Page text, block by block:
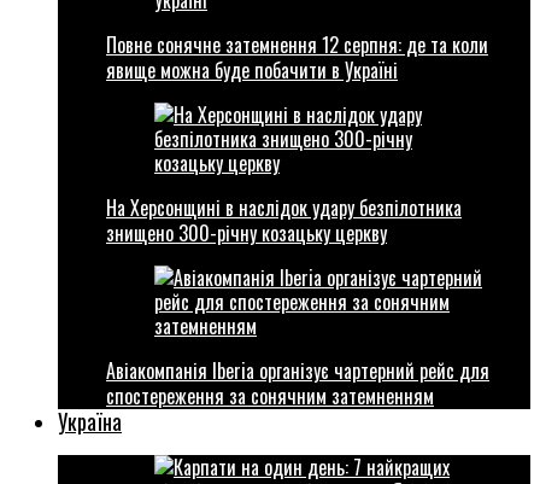
Повне сонячне затемнення 12 серпня: де та коли
явище можна буде побачити в Україні
На Херсонщині в наслідок удару безпілотника
знищено 300-річну козацьку церкву
Авіакомпанія Iberia організує чартерний рейс для
спостереження за сонячним затемненням
Україна